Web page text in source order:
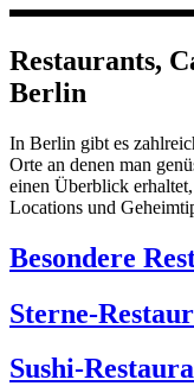
Restaurants,
Berlin
In Berlin gibt es
Orte an denen man
einen Überblick
Locations und
Besondere
Sterne-
Sushi-